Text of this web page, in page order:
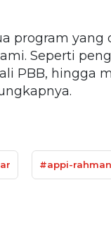
program yang
Seperti
PBB, hingga
#appi-rahman